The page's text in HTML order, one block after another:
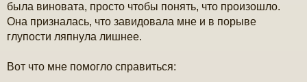
была виновата, просто чтобы понять, что произошло.
Она призналась, что завидовала мне и в порыве
глупости ляпнула лишнее.
Вот что мне помогло справиться: